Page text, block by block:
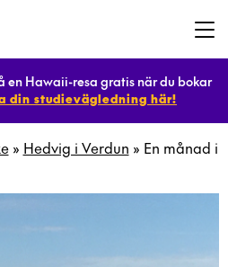
en Hawaii-resa gratis när du bokar
din studievägledning här!
» Hedvig i Verdun » En månad i